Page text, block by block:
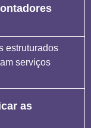
estruturados
serviços
as